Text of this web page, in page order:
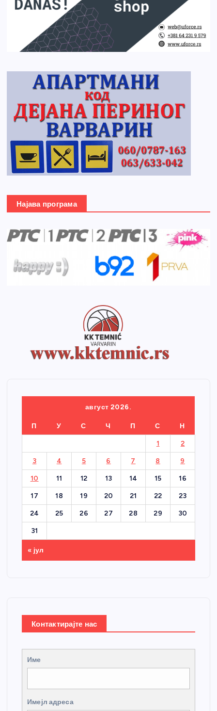
Најава програма
август 2026.
П У С Ч П С Н
1 2
3 4 5 6 7 8 9
10 11 12 13 14 15 16
17 18 19 20 21 22 23
24 25 26 27 28 29 30
31
« јул
Контактирајте нас
Име
Имејл адреса